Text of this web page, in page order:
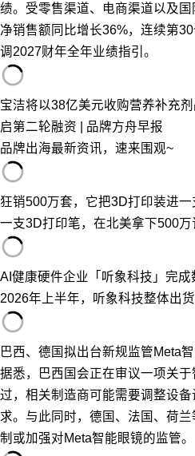
绩。受零售渠道、电商渠道以及
净销售额同比增长36%，连续第
调2027财年全年业绩指引。
宝洁将以38亿美元收购营养补充
启第二轮融资 | 品牌方舟早报
品牌出海最新资讯，速来围观~
狂销500万套，它把3D打印装进一
一支3D打印笔，在北美拿下500万
AI健康硬件企业「听象科技」完
2026年上半年，听象科技整体出
巴西、德国拟出台新规监管Meta
据悉，巴西国会正在审议一项关
过，相关制造商可能需要调整设
求。与此同时，德国、法国、荷
制或加强对Meta智能眼镜的监管。